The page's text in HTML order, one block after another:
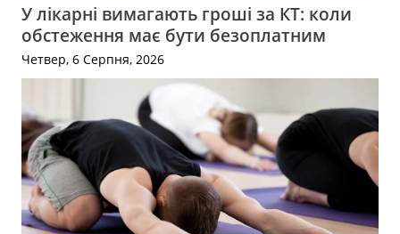
У лікарні вимагають гроші за КТ: коли
обстеження має бути безоплатним
Четвер, 6 Серпня, 2026